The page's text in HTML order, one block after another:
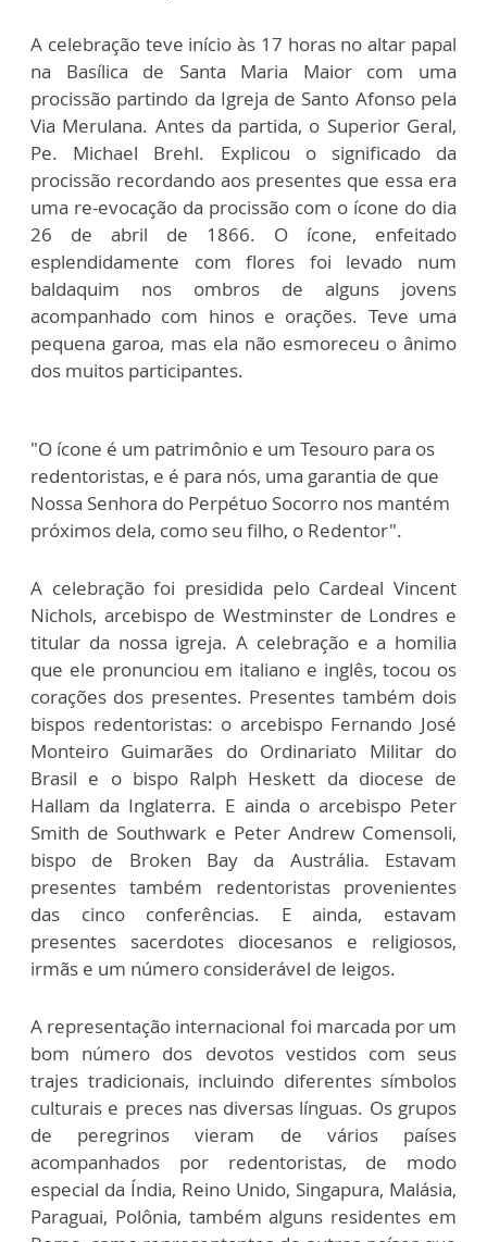
A celebração teve início às 17 horas no altar papal
na Basílica de Santa Maria Maior com uma
procissão partindo da Igreja de Santo Afonso pela
Via Merulana. Antes da partida, o Superior Geral,
Pe. Michael Brehl. Explicou o significado da
procissão recordando aos presentes que essa era
uma re-evocação da procissão com o ícone do dia
26 de abril de 1866. O ícone, enfeitado
esplendidamente com flores foi levado num
baldaquim nos ombros de alguns jovens
acompanhado com hinos e orações. Teve uma
pequena garoa, mas ela não esmoreceu o ânimo
dos muitos participantes.
"O ícone é um patrimônio e um Tesouro para os
redentoristas, e é para nós, uma garantia de que
Nossa Senhora do Perpétuo Socorro nos mantém
próximos dela, como seu filho, o Redentor".
A celebração foi presidida pelo Cardeal Vincent
Nichols, arcebispo de Westminster de Londres e
titular da nossa igreja. A celebração e a homilia
que ele pronunciou em italiano e inglês, tocou os
corações dos presentes. Presentes também dois
bispos redentoristas: o arcebispo Fernando José
Monteiro Guimarães do Ordinariato Militar do
Brasil e o bispo Ralph Heskett da diocese de
Hallam da Inglaterra. E ainda o arcebispo Peter
Smith de Southwark e Peter Andrew Comensoli,
bispo de Broken Bay da Austrália. Estavam
presentes também redentoristas provenientes
das cinco conferências. E ainda, estavam
presentes sacerdotes diocesanos e religiosos,
irmãs e um número considerável de leigos.
A representação internacional foi marcada por um
bom número dos devotos vestidos com seus
trajes tradicionais, incluindo diferentes símbolos
culturais e preces nas diversas línguas. Os grupos
de peregrinos vieram de vários países
acompanhados por redentoristas, de modo
especial da Índia, Reino Unido, Singapura, Malásia,
Paraguai, Polônia, também alguns residentes em